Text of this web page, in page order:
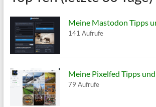
Meine Mastodon Tipps
141 Aufrufe
Meine Pixelfed Tipps
79 Aufrufe